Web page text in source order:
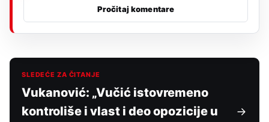
Pročitaj komentare
SLEDEĆE ZA ČITANJE
Vukanović: „Vučić istovremeno
kontroliše i vlast i deo opozicije u